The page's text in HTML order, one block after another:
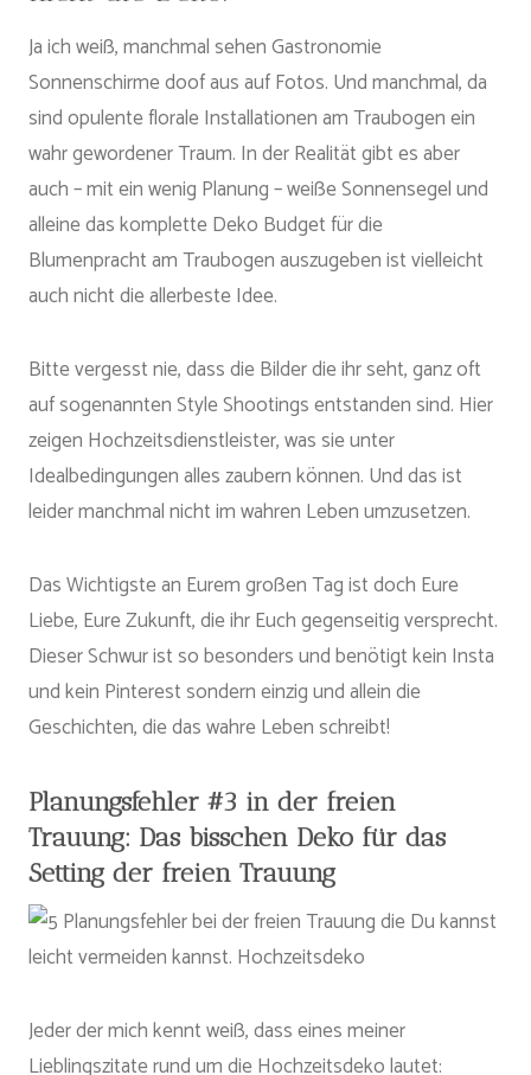
Ja ich weiß, manchmal sehen Gastronomie
Sonnenschirme doof aus auf Fotos. Und manchmal, da
sind opulente florale Installationen am Traubogen ein
wahr gewordener Traum. In der Realität gibt es aber
auch – mit ein wenig Planung – weiße Sonnensegel und
alleine das komplette Deko Budget für die
Blumenpracht am Traubogen auszugeben ist vielleicht
auch nicht die allerbeste Idee.
Bitte vergesst nie, dass die Bilder die ihr seht, ganz oft
auf sogenannten Style Shootings entstanden sind. Hier
zeigen Hochzeitsdienstleister, was sie unter
Idealbedingungen alles zaubern können. Und das ist
leider manchmal nicht im wahren Leben umzusetzen.
Das Wichtigste an Eurem großen Tag ist doch Eure
Liebe, Eure Zukunft, die ihr Euch gegenseitig versprecht.
Dieser Schwur ist so besonders und benötigt kein Insta
und kein Pinterest sondern einzig und allein die
Geschichten, die das wahre Leben schreibt!
Planungsfehler #3 in der freien
Trauung: Das bisschen Deko für das
Setting der freien Trauung
Jeder der mich kennt weiß, dass eines meiner
Lieblingszitate rund um die Hochzeitsdeko lautet: